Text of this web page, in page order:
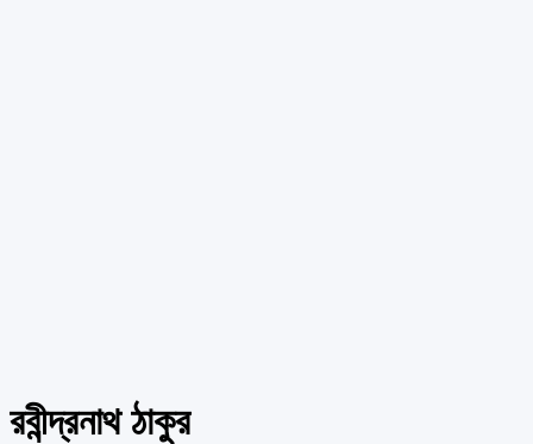
রবীন্দ্রনাথ ঠাকুর